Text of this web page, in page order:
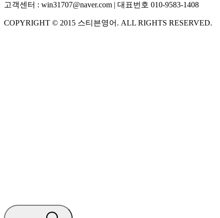
고객센터 : win31707@naver.com | 대표번호 010-9583-1408
COPYRIGHT © 2015 스티븐영어 . ALL RIGHTS RESERVED.